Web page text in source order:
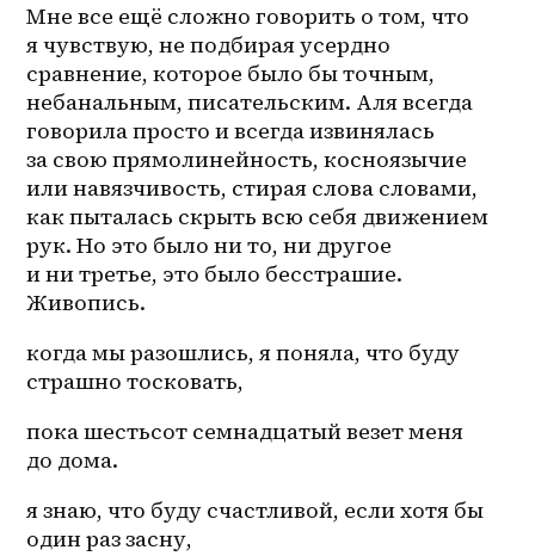
Мне все ещё сложно говорить о том, что
я чувствую, не подбирая усердно
сравнение, которое было бы точным,
небанальным, писательским. Аля всегда
говорила просто и всегда извинялась
за свою прямолинейность, косноязычие
или навязчивость, стирая слова словами,
как пыталась скрыть всю себя движением
рук. Но это было ни то, ни другое
и ни третье, это было бесстрашие.
Живопись.
когда мы разошлись, я поняла, что буду
страшно тосковать,
пока шестьсот семнадцатый везет меня
до дома.
я знаю, что буду счастливой, если хотя бы
один раз засну,